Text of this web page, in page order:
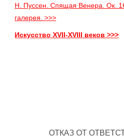
Н. Пуссен. Спящая Венера. Ок.
галерея. >>>
Искусство XVII-XVIII веков >>>
ОТКАЗ ОТ